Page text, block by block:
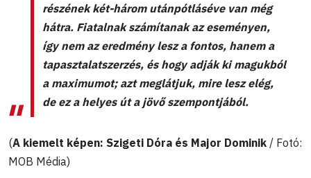
részének két-három utánpótláséve van még
hátra. Fiatalnak számítanak az eseményen,
így nem az eredmény lesz a fontos, hanem a
tapasztalatszerzés, és hogy adják ki magukból
a maximumot; azt meglátjuk, mire lesz elég,
de ez a helyes út a jövő szempontjából.
(A kiemelt képen: Szigeti Dóra és Major Dominik / Fotó:
MOB Média)